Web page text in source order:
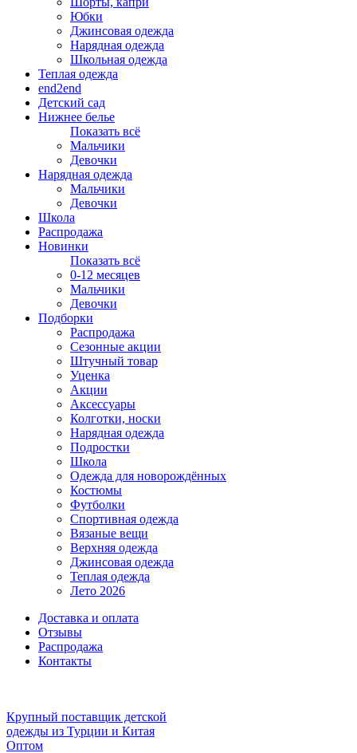
Юбки
Джинсовая одежда
Нарядная одежда
Школьная одежда
Теплая одежда
end2end
Детский сад
Нижнее белье
Показать всё
Мальчики
Девочки
Нарядная одежда
Мальчики
Девочки
Школа
Распродажа
Новинки
Показать всё
0-12 месяцев
Мальчики
Девочки
Подборки
Распродажа
Сезонные акции
Штучный товар
Уценка
Акции
Аксессуары
Колготки, носки
Нарядная одежда
Подростки
Школа
Одежда для новорождённых
Костюмы
Футболки
Спортивная одежда
Вязаные вещи
Верхняя одежда
Джинсовая одежда
Теплая одежда
Лето 2026
Доставка и оплата
Отзывы
Распродажа
Контакты
Крупный поставщик детской
одежды из Турции и Китая
Оптом